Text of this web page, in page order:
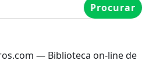
Procurar
— Biblioteca on-line de